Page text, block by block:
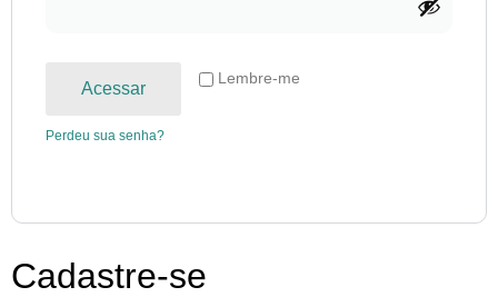
Lembre-me
Acessar
Perdeu sua senha?
Cadastre-se